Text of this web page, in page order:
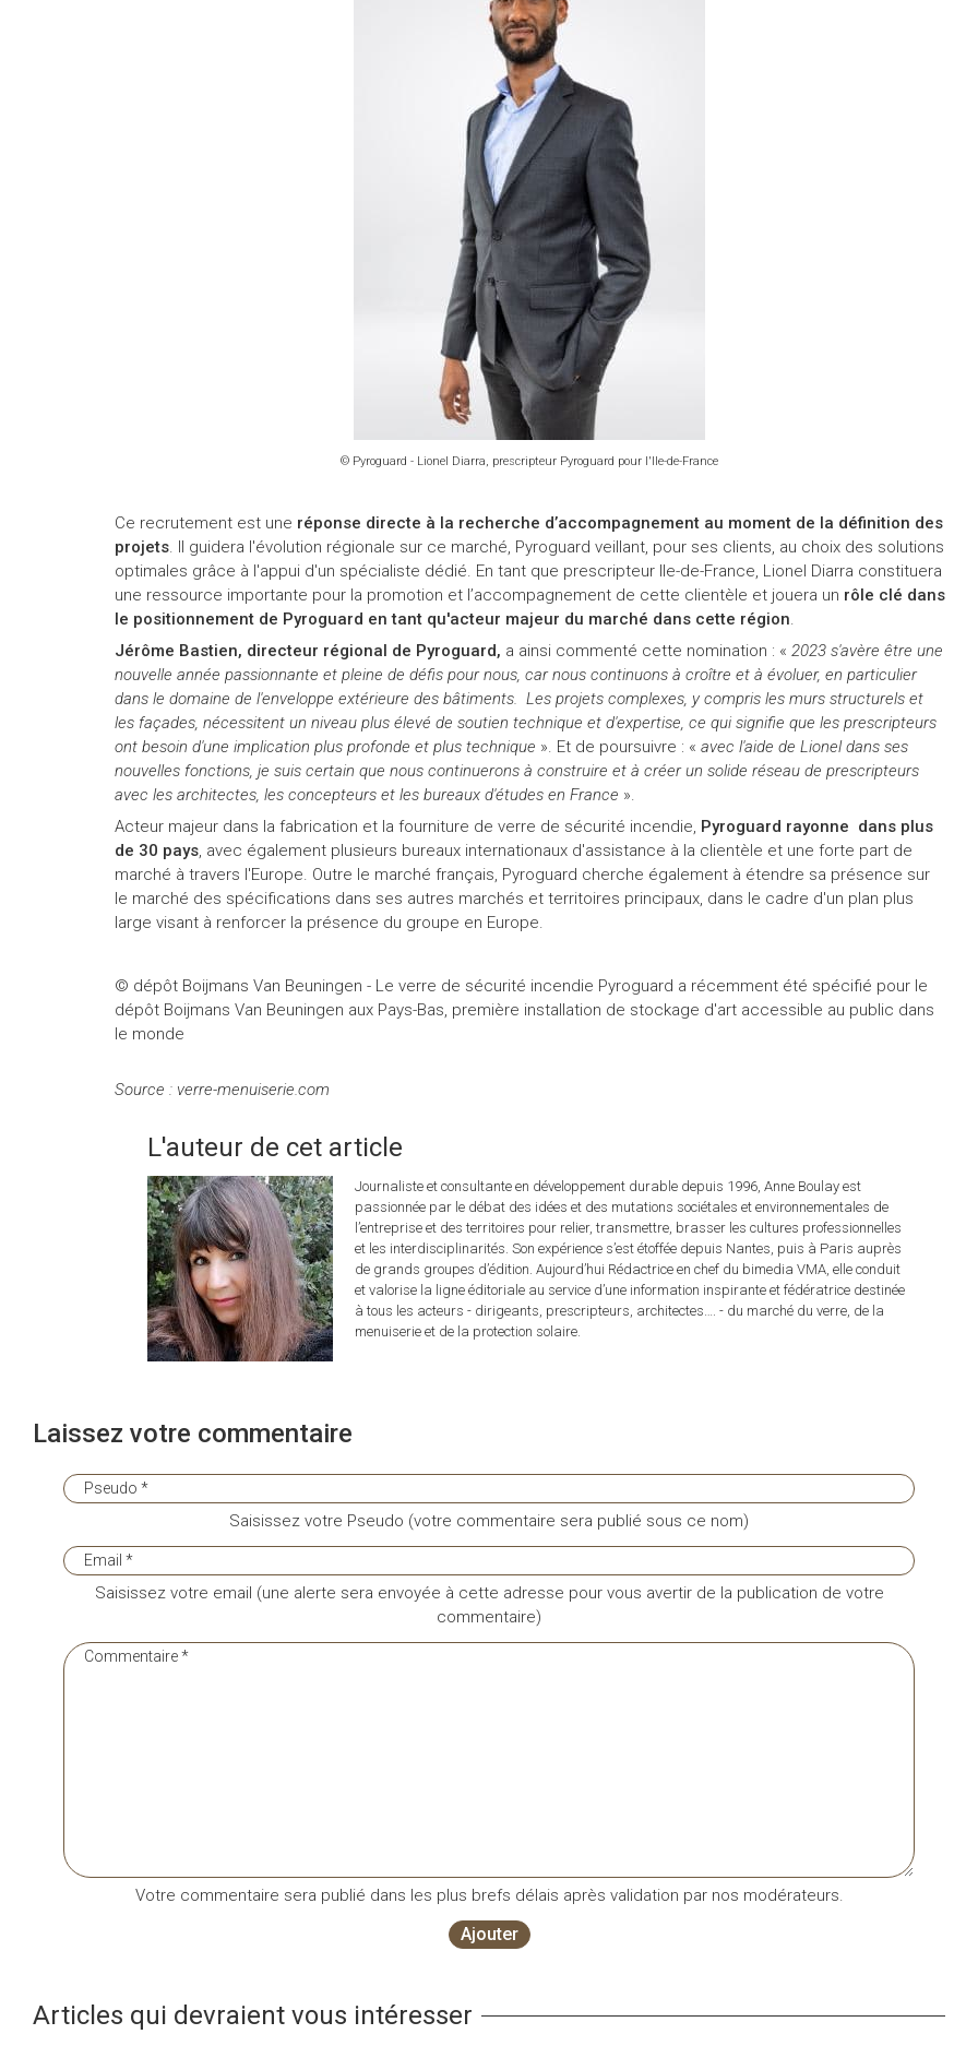
© Pyroguard - Lionel Diarra, prescripteur Pyroguard pour l'Ile-de-France
Ce recrutement est une réponse directe à la recherche d’accompagnement au moment de la définition des
projets. Il guidera l'évolution régionale sur ce marché, Pyroguard veillant, pour ses clients, au choix des solutions
optimales grâce à l'appui d'un spécialiste dédié. En tant que prescripteur Ile-de-France, Lionel Diarra constituera
une ressource importante pour la promotion et l’accompagnement de cette clientèle et jouera un rôle clé dans
le positionnement de Pyroguard en tant qu'acteur majeur du marché dans cette région.
Jérôme Bastien, directeur régional de Pyroguard, a ainsi commenté cette nomination : « 2023 s'avère être une
nouvelle année passionnante et pleine de défis pour nous, car nous continuons à croître et à évoluer, en particulier
dans le domaine de l'enveloppe extérieure des bâtiments. Les projets complexes, y compris les murs structurels et
les façades, nécessitent un niveau plus élevé de soutien technique et d'expertise, ce qui signifie que les prescripteurs
ont besoin d'une implication plus profonde et plus technique ». Et de poursuivre : « avec l'aide de Lionel dans ses
nouvelles fonctions, je suis certain que nous continuerons à construire et à créer un solide réseau de prescripteurs
avec les architectes, les concepteurs et les bureaux d'études en France ».
Acteur majeur dans la fabrication et la fourniture de verre de sécurité incendie, Pyroguard rayonne dans plus
de 30 pays, avec également plusieurs bureaux internationaux d'assistance à la clientèle et une forte part de
marché à travers l'Europe. Outre le marché français, Pyroguard cherche également à étendre sa présence sur
le marché des spécifications dans ses autres marchés et territoires principaux, dans le cadre d'un plan plus
large visant à renforcer la présence du groupe en Europe.
© dépôt Boijmans Van Beuningen - Le verre de sécurité incendie Pyroguard a récemment été spécifié pour le
dépôt Boijmans Van Beuningen aux Pays-Bas, première installation de stockage d'art accessible au public dans
le monde
Source : verre-menuiserie.com
L'auteur de cet article
Journaliste et consultante en développement durable depuis 1996, Anne Boulay est
passionnée par le débat des idées et des mutations sociétales et environnementales de
l’entreprise et des territoires pour relier, transmettre, brasser les cultures professionnelles
et les interdisciplinarités. Son expérience s’est étoffée depuis Nantes, puis à Paris auprès
de grands groupes d’édition. Aujourd’hui Rédactrice en chef du bimedia VMA, elle conduit
et valorise la ligne éditoriale au service d’une information inspirante et fédératrice destinée
à tous les acteurs - dirigeants, prescripteurs, architectes…. - du marché du verre, de la
menuiserie et de la protection solaire.
Laissez votre commentaire
Saisissez votre Pseudo (votre commentaire sera publié sous ce nom)
Saisissez votre email (une alerte sera envoyée à cette adresse pour vous avertir de la publication de votre
commentaire)
Votre commentaire sera publié dans les plus brefs délais après validation par nos modérateurs.
Ajouter
Articles qui devraient vous intéresser